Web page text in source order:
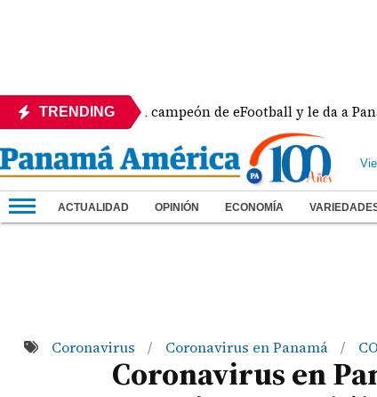
TRENDING
se corona campeón de eFootball y le da a Panamá
ACTUALIDAD OPINIÓN ECONOMÍA
Coronavirus / Coronavirus en Panamá /
Coronavirus en